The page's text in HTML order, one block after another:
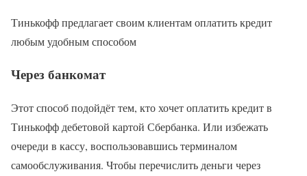
Тинькофф предлагает своим клиентам оплатить кредит
любым удобным способом
Через банкомат
Этот способ подойдёт тем, кто хочет оплатить кредит в
Тинькофф дебетовой картой Сбербанка. Или избежать
очереди в кассу, воспользовавшись терминалом
самообслуживания. Чтобы перечислить деньги через